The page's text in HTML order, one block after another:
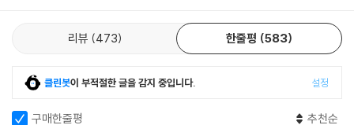
리뷰 473 한줄평 583
클린봇이 부적절한 글을 감지 중입니다. 설정
구매한줄평 추천순